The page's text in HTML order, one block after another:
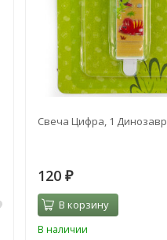
Свеча Цифра, 1
120 ₽
В корзину
В наличии